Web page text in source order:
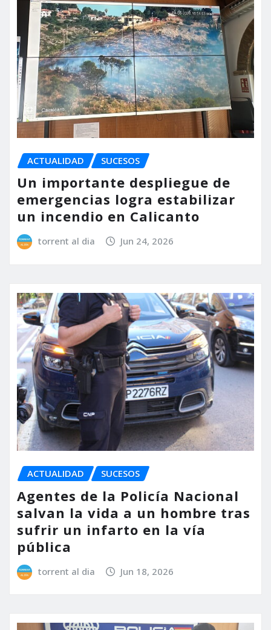
ACTUALIDAD SUCESOS
Un importante despliegue de
emergencias logra estabilizar
un incendio en Calicanto
torrent al dia Jun 24, 2026
ACTUALIDAD SUCESOS
Agentes de la Policía Nacional
salvan la vida a un hombre tras
sufrir un infarto en la vía
pública
torrent al dia Jun 18, 2026